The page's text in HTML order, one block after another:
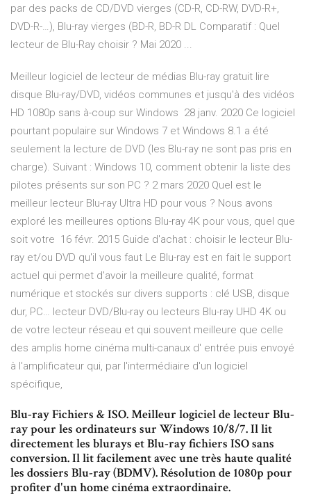
par des packs de CD/DVD vierges (CD-R, CD-RW, DVD-R+,
DVD-R-…), Blu-ray vierges (BD-R, BD-R DL Comparatif : Quel
lecteur de Blu-Ray choisir ? Mai 2020 ...
Meilleur logiciel de lecteur de médias Blu-ray gratuit lire
disque Blu-ray/DVD, vidéos communes et jusqu'à des vidéos
HD 1080p sans à-coup sur Windows 28 janv. 2020 Ce logiciel
pourtant populaire sur Windows 7 et Windows 8.1 a été
seulement la lecture de DVD (les Blu-ray ne sont pas pris en
charge). Suivant : Windows 10, comment obtenir la liste des
pilotes présents sur son PC ? 2 mars 2020 Quel est le
meilleur lecteur Blu-ray Ultra HD pour vous ? Nous avons
exploré les meilleures options Blu-ray 4K pour vous, quel que
soit votre 16 févr. 2015 Guide d'achat : choisir le lecteur Blu-
ray et/ou DVD qu'il vous faut Le Blu-ray est en fait le support
actuel qui permet d'avoir la meilleure qualité, format
numérique et stockés sur divers supports : clé USB, disque
dur, PC… lecteur DVD/Blu-ray ou lecteurs Blu-ray UHD 4K ou
de votre lecteur réseau et qui souvent meilleure que celle
des amplis home cinéma multi-canaux d' entrée puis envoyé
à l'amplificateur qui, par l'intermédiaire d'un logiciel
spécifique,
Blu-ray Fichiers & ISO. Meilleur logiciel de lecteur Blu-
ray pour les ordinateurs sur Windows 10/8/7. Il lit
directement les blurays et Blu-ray fichiers ISO sans
conversion. Il lit facilement avec une très haute qualité
les dossiers Blu-ray (BDMV). Résolution de 1080p pour
profiter d'un home cinéma extraordinaire.